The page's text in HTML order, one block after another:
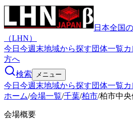
日本全国
（LHN）
今日 今週末地域から探す団体一覧
方へ
検索
メニュー
今日 今週末地域から探す団体一覧
ホーム/会場一覧/千葉/柏市/柏市中
会場概要